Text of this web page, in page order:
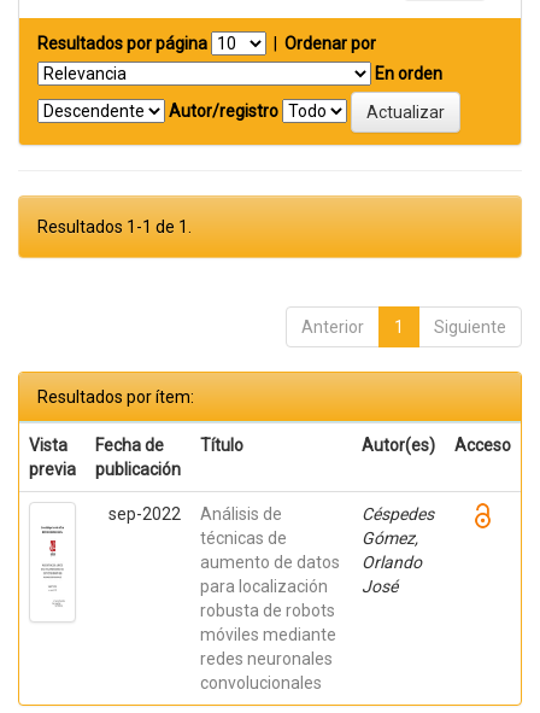
Resultados por página
Ordenar por
En orden
Autor/registro
Resultados 1-1 de 1.
Anterior 1 Siguiente
Resultados por ítem:
Vista
previa
Fecha de
publicación
Título Autor(es) Acceso
sep-2022
Análisis de
técnicas de
aumento de datos
para localización
robusta de robots
móviles mediante
redes neuronales
convolucionales
Céspedes
Gómez,
Orlando
José